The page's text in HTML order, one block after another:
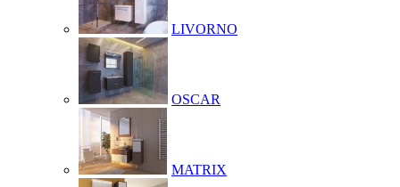
LIVORNO
OSCAR
MATRIX